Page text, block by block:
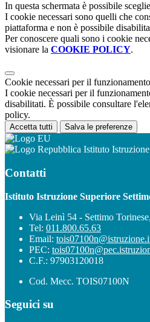
In questa schermata è possibile
I cookie necessari sono quelli che
piattaforma e non è possibile
Per conoscere quali sono i cookie
visionare la COOKIE POLICY.
Cookie necessari per il funzionamento
I cookie necessari per il
disabilitati. È possibile consultare
policy.
Accetta tutti Salva le preferenze
Istituto
Contatti
Istituto Istruzione Superiore
Via Leinì 54 - Settimo
Tel: 011.800.65.63
Email:
PEC:
C.F.: 97903120018
Cod. Mecc. TOIS07100N
Seguici su